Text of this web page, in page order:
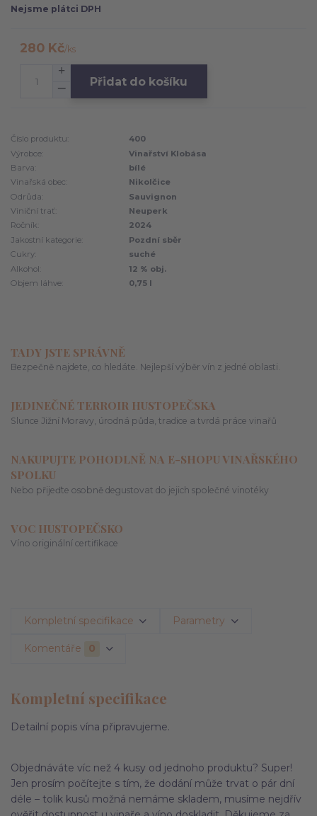
Nejsme plátci DPH
280 Kč/ks
Přidat do košíku
Číslo produktu:
400
Výrobce:
Vinařství Klobása
Barva:
bílé
Vinařská obec:
Nikolčice
Odrůda:
Sauvignon
Viniční trať:
Neuperk
Ročník:
2024
Jakostní kategorie:
Pozdní sběr
Cukry:
suché
Alkohol:
12 % obj.
Objem láhve:
0,75 l
TADY JSTE SPRÁVNĚ
Bezpečně najdete, co hledáte. Nejlepší výběr vín z jedné oblasti.
JEDINEČNÉ TERROIR HUSTOPEČSKA
Slunce Jižní Moravy, úrodná půda, tradice a tvrdá práce vinařů
NAKUPUJTE POHODLNĚ NA E-SHOPU VINAŘSKÉHO
SPOLKU
Nebo přijeďte osobně degustovat do jejich společné vinotéky
VOC HUSTOPEČSKO
Víno originální certifikace
Kompletní specifikace Parametry
Komentáře 0
Kompletní specifikace
Detailní popis vína připravujeme.
Objednáváte víc než 4 kusy od jednoho produktu? Super!
Jen prosím počítejte s tím, že dodání může trvat o pár dní
déle – tolik kusů možná nemáme skladem, musíme nejdřív